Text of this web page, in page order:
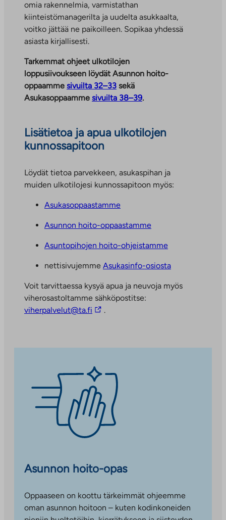
omia rakennelmia, varmistathan
kiinteistömanagerilta ja uudelta asukkaalta,
voitko jättää ne paikoilleen. Sopikaa yhdessä
asiasta kirjallisesti.
Tarkemmat ohjeet ulkotilojen
loppusiivoukseen löydät Asunnon hoito-
oppaamme sivuilta 32–33 sekä
Asukasoppaamme sivuilta 38–39.
Lisätietoa ja apua ulkotilojen
kunnossapitoon
Löydät tietoa parvekkeen, asukaspihan ja
muiden ulkotilojesi kunnossapitoon myös:
Asukasoppaastamme
Asunnon hoito-oppaastamme
Asuntopihojen hoito-ohjeistamme
nettisivujemme Asukasinfo-osiosta
Voit tarvittaessa kysyä apua ja neuvoja myös
viherosastoltamme sähköpostitse:
viherpalvelut@ta.fi L
k
i
v
i
e
u
l
p
o
.
Asunnon hoito-opas
Oppaaseen on koottu tärkeimmät ohjeemme
oman asunnon hoitoon – kuten kodinkoneiden